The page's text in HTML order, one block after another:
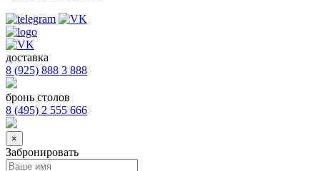
доставка
8 (925) 888 3 888
бронь столов
8 (495) 2 555 666
×
Забронировать